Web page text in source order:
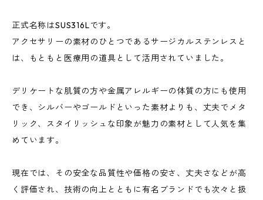
正式名称はSUS316Lです。
アクセサリーの素材のひとつであるサージカルステンレスと
は、もともと医療用の道具として活用されていました。
デリケートな肌質の方や金属アレルギーの体質の方にも使用
でき、シルバーやゴールドといった素材よりも、丈夫でメタ
リック、スタイリッシュな印象が魅力の素材として人気を集
めています。
現在では、その安全な品質性や価格の安さ、丈夫さなどが高
く評価され、技術の向上とともに有名ブランドでも次々と扱